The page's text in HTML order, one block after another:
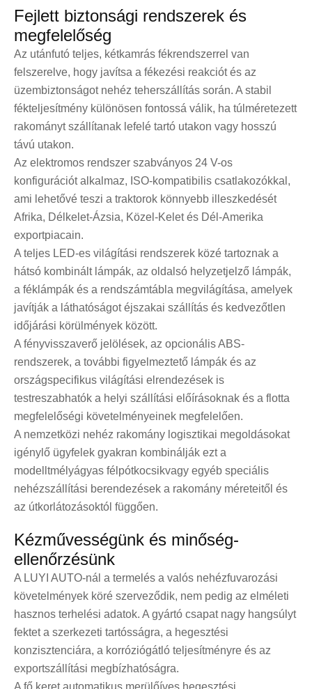
Fejlett biztonsági rendszerek és
megfelelőség
Az utánfutó teljes, kétkamrás fékrendszerrel van
felszerelve, hogy javítsa a fékezési reakciót és az
üzembiztonságot nehéz teherszállítás során. A stabil
fékteljesítmény különösen fontossá válik, ha túlméretezett
rakományt szállítanak lefelé tartó utakon vagy hosszú
távú utakon.
Az elektromos rendszer szabványos 24 V-os
konfigurációt alkalmaz, ISO-kompatibilis csatlakozókkal,
ami lehetővé teszi a traktorok könnyebb illeszkedését
Afrika, Délkelet-Ázsia, Közel-Kelet és Dél-Amerika
exportpiacain.
A teljes LED-es világítási rendszerek közé tartoznak a
hátsó kombinált lámpák, az oldalsó helyzetjelző lámpák,
a féklámpák és a rendszámtábla megvilágítása, amelyek
javítják a láthatóságot éjszakai szállítás és kedvezőtlen
időjárási körülmények között.
A fényvisszaverő jelölések, az opcionális ABS-
rendszerek, a további figyelmeztető lámpák és az
országspecifikus világítási elrendezések is
testreszabhatók a helyi szállítási előírásoknak és a flotta
megfelelőségi követelményeinek megfelelően.
A nemzetközi nehéz rakomány logisztikai megoldásokat
igénylő ügyfelek gyakran kombinálják ezt a
modelltmélyágyas félpótkocsikvagy egyéb speciális
nehézszállítási berendezések a rakomány méreteitől és
az útkorlátozásoktól függően.
Kézművességünk és minőség-
ellenőrzésünk
A LUYI AUTO-nál a termelés a valós nehézfuvarozási
követelmények köré szerveződik, nem pedig az elméleti
hasznos terhelési adatok. A gyártó csapat nagy hangsúlyt
fektet a szerkezeti tartósságra, a hegesztési
konzisztenciára, a korróziógátló teljesítményre és az
exportszállítási megbízhatóságra.